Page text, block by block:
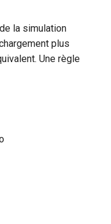
la simulation
plus
Une règle